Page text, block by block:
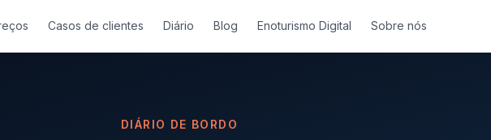
Casos de clientes Diário Blog Enoturismo Digital Sobre nós
DIÁRIO DE BORDO